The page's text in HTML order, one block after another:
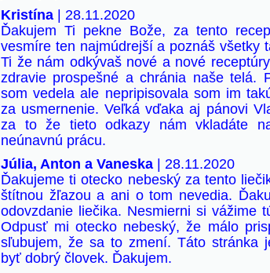
Kristína
| 28.11.2020
Ďakujem Ti pekne Bože, za tento
vesmíre ten najmúdrejší a poznáš všetky
Ti že nám odkývaš nové a nové
zdravie prospešné a chránia naše telá.
som vedela ale nepripisovala som im
za usmernenie. Veľká vďaka aj pánovi
za to že tieto odkazy nám vkladáte
neúnavnú prácu.
Júlia, Anton a Vaneska
| 28.11.2020
Ďakujeme ti otecko nebeský za tento
štítnou žľazou a ani o tom nevedia.
odovzdanie liečika. Nesmierni si vážime
Odpusť mi otecko nebeský, že málo
sľubujem, že sa to zmení. Táto stránka
byť dobrý človek. Ďakujem.